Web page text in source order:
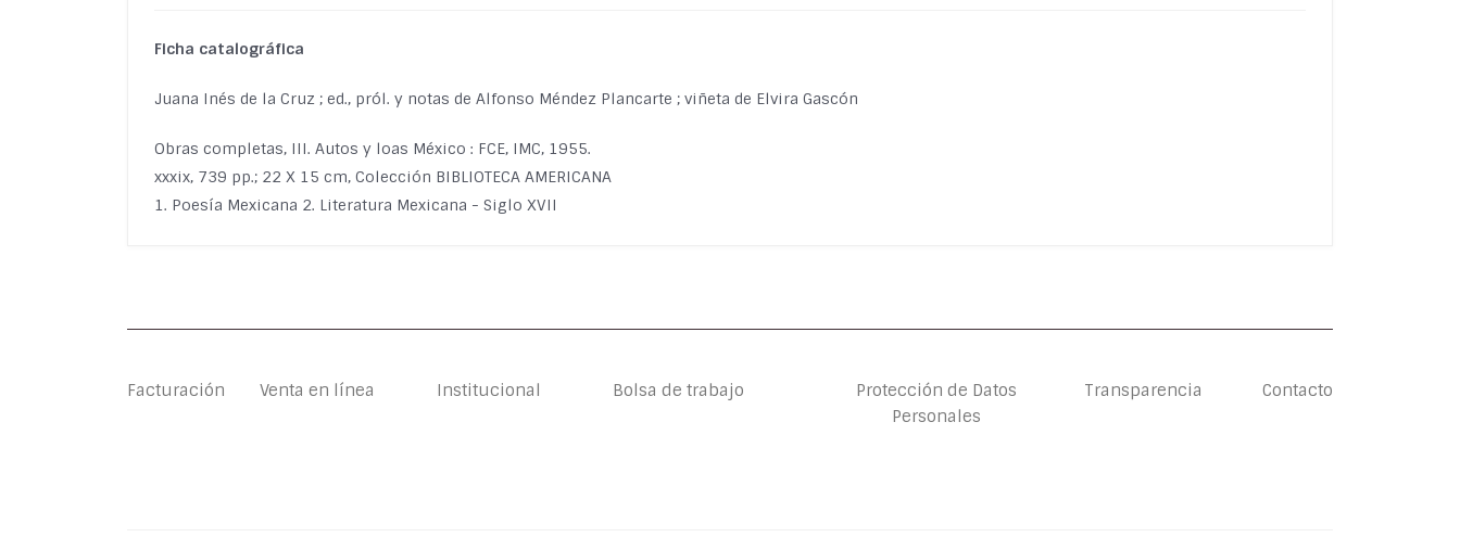
Ficha catalográfica
Juana Inés de la Cruz ; ed., pról. y notas de Alfonso Méndez Plancarte ; viñeta de Elvira Gascón
Obras completas, III. Autos y loas México : FCE, IMC, 1955.
xxxix, 739 pp.; 22 X 15 cm, Colección BIBLIOTECA AMERICANA
1. Poesía Mexicana 2. Literatura Mexicana - Siglo XVII
Facturación Venta en línea Institucional Bolsa de trabajo
Protección de Datos
Personales
Transparencia Contacto